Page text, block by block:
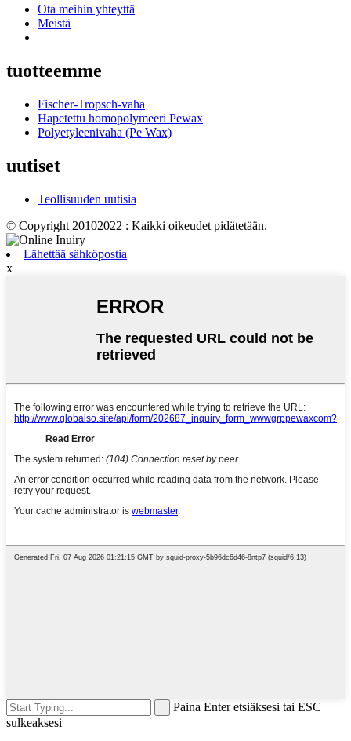
Ota meihin yhteyttä
Meistä
tuotteemme
Fischer-Tropsch-vaha
Hapetettu homopolymeeri Pewax
Polyetyleenivaha (Pe Wax)
uutiset
Teollisuuden uutisia
© Copyright 20102022 : Kaikki oikeudet pidätetään.
Lähettää sähköpostia
x
Paina Enter etsiäksesi tai ESC
sulkeaksesi